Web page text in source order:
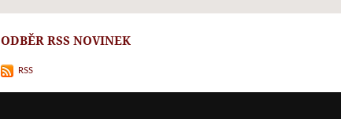
ODBĚR RSS NOVINEK
RSS